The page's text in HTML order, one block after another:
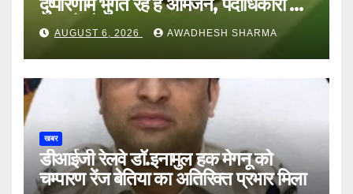
अन्य हैं मौन
AUGUST 6, 2026 AWADHESH SHARMA
खबर
डीआईजी रेलवे डॉ.इनामुल हक मेगनू को
चम्पारण रेंज बेतिया का अतिरिक्त प्रभार मिला